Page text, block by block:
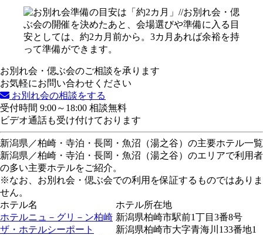
お別れ会・偲ぶ会のご相談を承ります
お気軽にお問い合わせください
お別れ会の相談をする
受付時間 9:00～18:00 相談無料
ビデオ通話も受け付けております
新潟県／柏崎・寺泊・長岡・魚沼（湯之谷）の主要ホテル一覧
新潟県／柏崎・寺泊・長岡・魚沼（湯之谷）のエリアで利用者
の多い主要ホテルをご紹介。
※なお、お別れ会・偲ぶ会での利用を保証するものではありま
せん。
ホテル名
ホテル所在地
ホテルニュ－グリ－ン柏崎 新潟県柏崎市駅前1丁目3番8号
ザ・ホテルシーポート
新潟県柏崎市大字青海川133番地1